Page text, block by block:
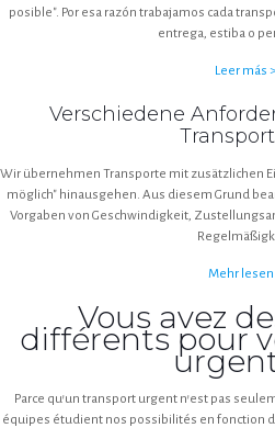
posible". Por esa razón trabajamos cada
entrega, estiba o
Leer más >
Verschiedene
Wir übernehmen Transporte mit zusätzlichen
möglich" hinausgehen. Aus diesem Grund
Vorgaben von Geschwindigkeit,
Mehr lesen
Vous avez
différents pour
Parce qu'un transport urgent n'est pas
équipes étudient nos possibilités en fonction